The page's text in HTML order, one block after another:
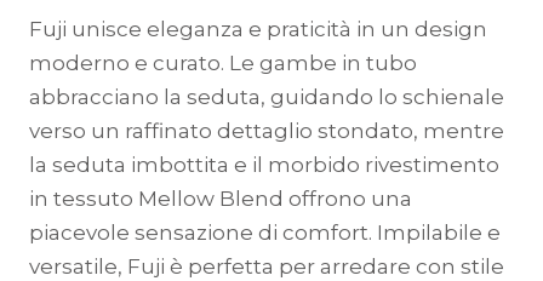
Fuji unisce eleganza e praticità in un design
moderno e curato. Le gambe in tubo
abbracciano la seduta, guidando lo schienale
verso un raffinato dettaglio stondato, mentre
la seduta imbottita e il morbido rivestimento
in tessuto Mellow Blend offrono una
piacevole sensazione di comfort. Impilabile e
versatile, Fuji è perfetta per arredare con stile